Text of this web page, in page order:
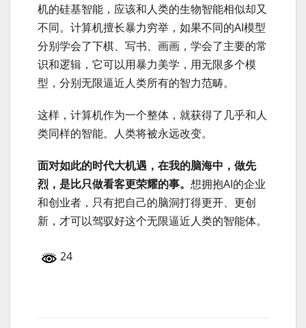
机的硅基智能，应该和人类的生物智能相似却又
不同。计算机擅长暴力穷举，如果不同的AI模型
分别学会了下棋、写书、画画，学会了主要的常
识和逻辑，它可以用暴力美学，用无限多个模
型，分别无限逼近人类所有的智力范畴。
这样，计算机作为一个整体，就获得了几乎和人
类同样的智能。人类将被永远改变。
面对如此的时代大机遇，在我的脑海中，做先
烈，是比只做看客更荣耀的事。 想拥抱AI的企业
和创业者，只有把自己的脑洞打得更开、更创
新，才可以驾驭好这个无限逼近人类的智能体。
24